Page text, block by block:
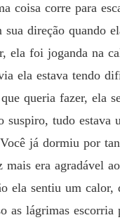
coisa corre para
direção quando
ela foi joganda na
ela estava tendo
queria fazer, ela
suspiro, tudo
já dormiu por
era agradável
ela sentiu um
lágrimas